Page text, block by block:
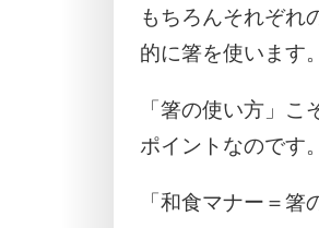
もちろんそれぞれ
的に箸を使います。
「箸の使い方」
ポイントなのです。
「和食マナー＝箸